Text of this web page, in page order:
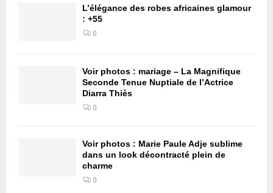
L’élégance des robes africaines glamour
: +55
0
Voir photos : mariage – La Magnifique
Seconde Tenue Nuptiale de l’Actrice
Diarra Thiès
0
Voir photos : Marie Paule Adje sublime
dans un look décontracté plein de
charme
0